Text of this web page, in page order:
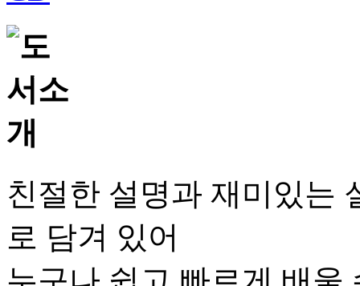
친절한 설명과 재미있는
로 담겨 있어